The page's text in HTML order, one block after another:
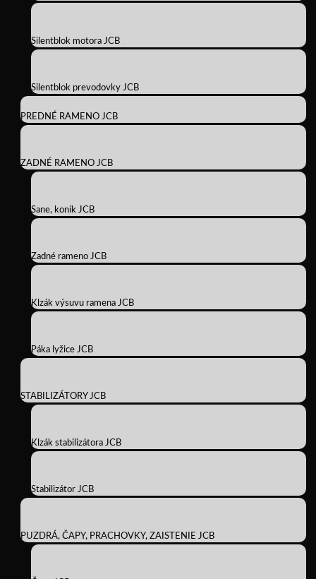
Silentblok motora JCB
Silentblok prevodovky JCB
PREDNÉ RAMENO JCB
ZADNÉ RAMENO JCB
Sane, koník JCB
Zadné rameno JCB
Klzák výsuvu ramena JCB
Páka lyžice JCB
STABILIZÁTORY JCB
Klzák stabilizátora JCB
Stabilizátor JCB
PUZDRÁ, ČAPY, PRACHOVKY, ZAISTENIE JCB